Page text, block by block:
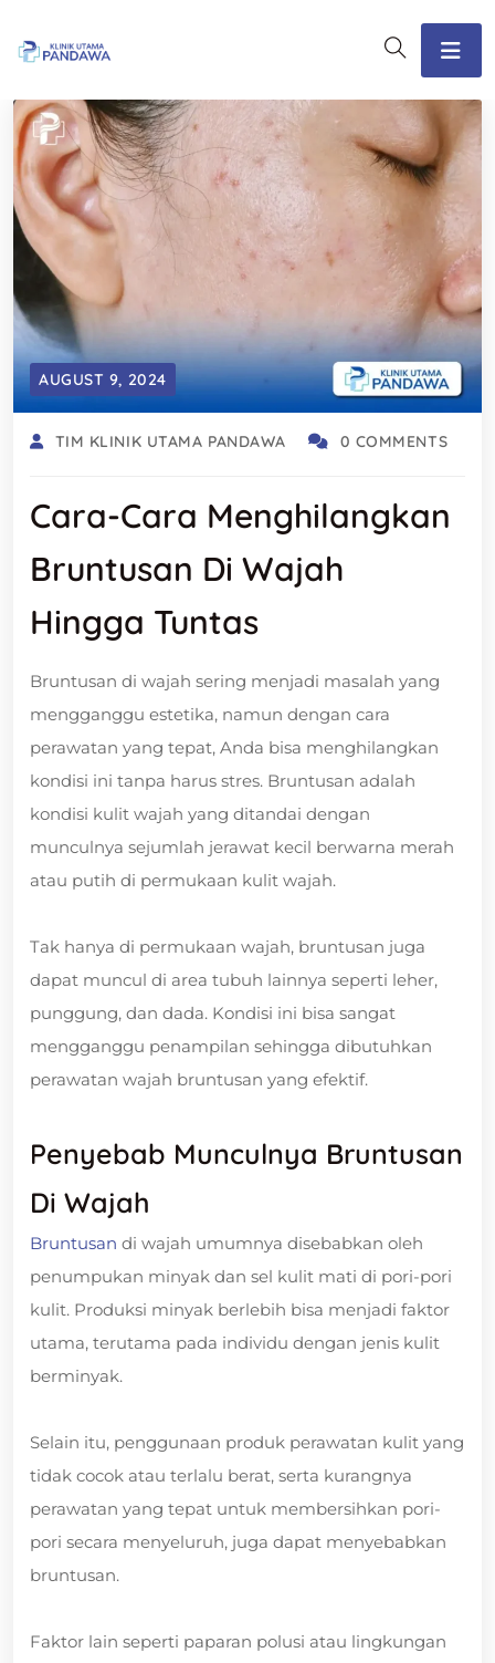
AUGUST 9, 2024
TIM KLINIK UTAMA PANDAWA 0 COMMENTS
Cara-Cara Menghilangkan
Bruntusan Di Wajah
Hingga Tuntas
Bruntusan di wajah sering menjadi masalah yang
mengganggu estetika, namun dengan cara
perawatan yang tepat, Anda bisa menghilangkan
kondisi ini tanpa harus stres. Bruntusan adalah
kondisi kulit wajah yang ditandai dengan
munculnya sejumlah jerawat kecil berwarna merah
atau putih di permukaan kulit wajah.
Tak hanya di permukaan wajah, bruntusan juga
dapat muncul di area tubuh lainnya seperti leher,
punggung, dan dada. Kondisi ini bisa sangat
mengganggu penampilan sehingga dibutuhkan
perawatan wajah bruntusan yang efektif.
Penyebab Munculnya Bruntusan
Di Wajah
Bruntusan di wajah umumnya disebabkan oleh
penumpukan minyak dan sel kulit mati di pori-pori
kulit. Produksi minyak berlebih bisa menjadi faktor
utama, terutama pada individu dengan jenis kulit
berminyak.
Selain itu, penggunaan produk perawatan kulit yang
tidak cocok atau terlalu berat, serta kurangnya
perawatan yang tepat untuk membersihkan pori-
pori secara menyeluruh, juga dapat menyebabkan
bruntusan.
Faktor lain seperti paparan polusi atau lingkungan